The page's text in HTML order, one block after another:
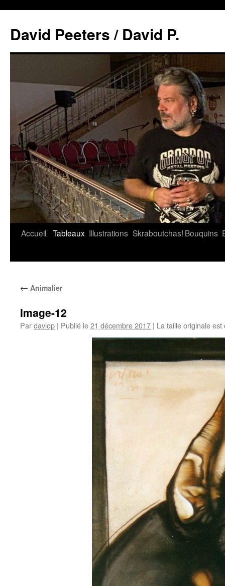
David Peeters / David P.
Accueil Tableaux Illustrations Skraboutchas! Bouquins
← Animalier
Image-12
Pardavidp | Publié le21 décembre 2017 | La taille originale